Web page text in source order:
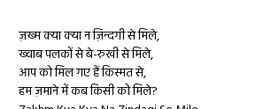
ज़ख्म क्या क्या न ज़िन्दगी से मिले,
ख्वाब पलकों से बे-रुखी से मिले,
आप को मिल गए हैं किस्मत से,
हम ज़माने में कब किसी को मिले?